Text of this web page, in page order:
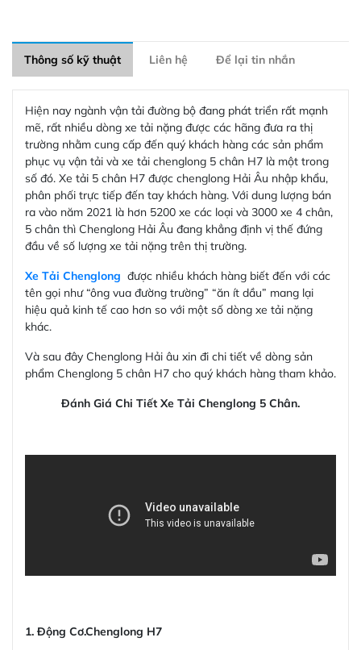
Thông số kỹ thuật Liên hệ Để lại tin nhắn
Hiện nay ngành vận tải đường bộ đang phát triển rất mạnh
mẽ, rất nhiều dòng xe tải nặng được các hãng đưa ra thị
trường nhằm cung cấp đến quý khách hàng các sản phẩm
phục vụ vận tải và xe tải chenglong 5 chân H7 là một trong
số đó. Xe tải 5 chân H7 được chenglong Hải Âu nhập khẩu,
phân phối trực tiếp đến tay khách hàng. Với dung lượng bán
ra vào năm 2021 là hơn 5200 xe các loại và 3000 xe 4 chân,
5 chân thì Chenglong Hải Âu đang khẳng định vị thế đứng
đầu về số lượng xe tải nặng trên thị trường.
Xe Tải Chenglong được nhiều khách hàng biết đến với các
tên gọi như “ông vua đường trường” “ăn ít dầu” mang lại
hiệu quả kinh tế cao hơn so với một số dòng xe tải nặng
khác.
Và sau đây Chenglong Hải âu xin đi chi tiết về dòng sản
phẩm Chenglong 5 chân H7 cho quý khách hàng tham khảo.
Đánh Giá Chi Tiết Xe Tải Chenglong 5 Chân.
1. Động Cơ.Chenglong H7